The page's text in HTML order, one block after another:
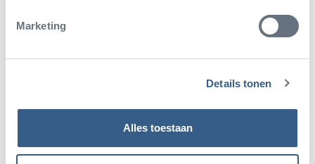
Marketing
Details tonen
Alles toestaan